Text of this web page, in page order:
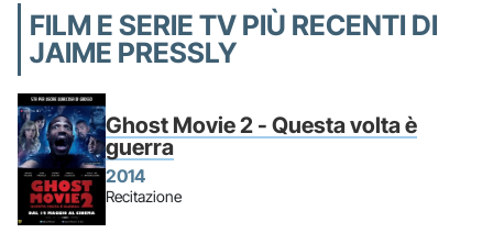
FILM E SERIE TV PIÙ RECENTI DI
JAIME PRESSLY
Ghost Movie 2 - Questa volta è
guerra
2014
Recitazione